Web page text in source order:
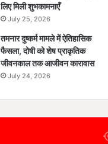
लिए मिली शुभकामनाएँ
July 25, 2026
तमनार दुष्कर्म मामले में ऐतिहासिक
फैसला, दोषी को शेष प्राकृतिक
जीवनकाल तक आजीवन कारावास
July 24, 2026